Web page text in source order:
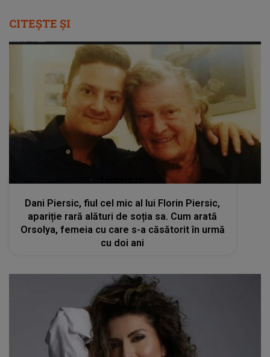
CITEȘTE ȘI
Dani Piersic, fiul cel mic al lui Florin Piersic,
apariție rară alături de soția sa. Cum arată
Orsolya, femeia cu care s-a căsătorit în urmă
cu doi ani